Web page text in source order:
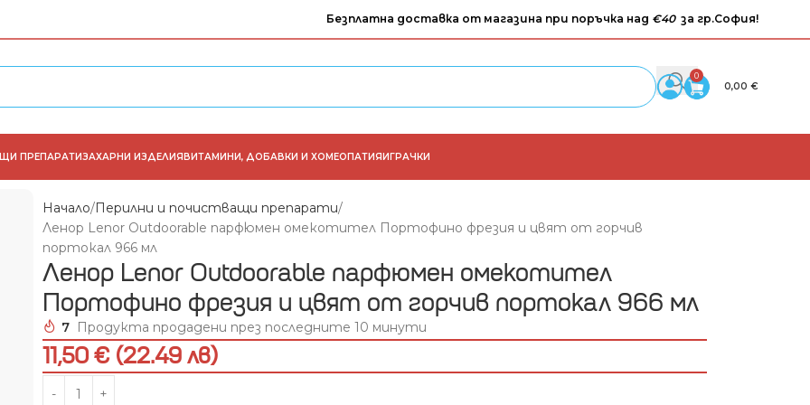
Безплатна доставка от магазина при поръчка над €40за гр.София!
0
0,00 €
ПРЕПАРАТИЗАХАРНИ ИЗДЕЛИЯВИТАМИНИ, ДОБАВКИ И ХОМЕОПАТИЯИГРАЧКИ
Начало Перилни и почистващи препарати
Ленор Lenor Outdoorable парфюмeн омекотител Портофино фрезия и цвят от горчив
портокал 966 мл
Ленор Lenor Outdoorable парфюмeн омекотител
Портофино фрезия и цвят от горчив портокал 966 мл
7 Продукта продадени през последните 10 минути
11,50 € (22.49 лв)